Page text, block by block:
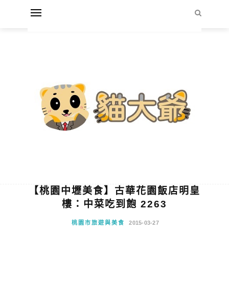
【桃園中壢美食】古華花園飯店明皇
樓：中菜吃到飽 2263
桃園市旅遊與美食 2015-03-27